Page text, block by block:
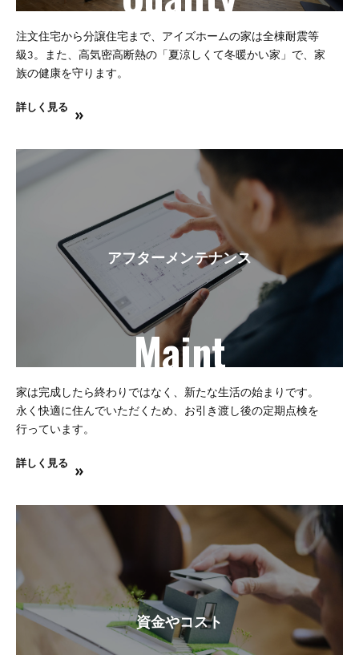
注文住宅から分譲住宅まで、アイズホームの家は全棟耐震等
級3。また、高気密高断熱の「夏涼しくて冬暖かい家」で、家
族の健康を守ります。
詳しく見る
アフターメンテナンス
Maint
家は完成したら終わりではなく、新たな生活の始まりです。
永く快適に住んでいただくため、お引き渡し後の定期点検を
行っています。
詳しく見る
資金やコスト